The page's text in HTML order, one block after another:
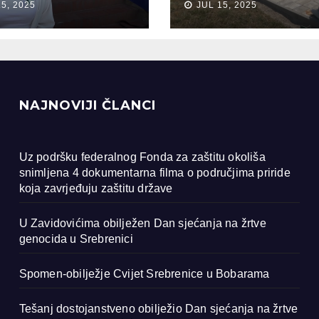
u
2025 JUL 15, 2025
NAJNOVIJI ČLANCI
Uz podršku federalnog Fonda za zaštitu okoliša
snimljena 4 dokumentarna filma o područjima priride
koja zavrjeđuju zaštitu države
U Zavidovićima obilježen Dan sjećanja na žrtve
genocida u Srebrenici
Spomen-obilježje Cvijet Srebrenice u Bobarama
Tešanj dostojanstveno obilježio Dan sjećanja na žrtve